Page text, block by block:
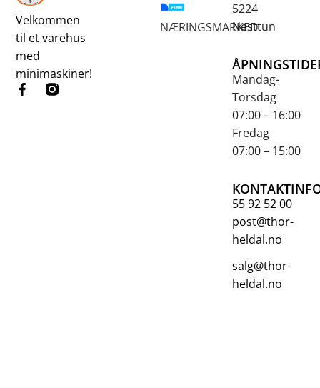
Velkommen
til et varehus
med
minimaskiner!
5224
Nesttun
Mandag-
Torsdag
07:00 – 16:00
Fredag
07:00 – 15:00
55 92 52 00
post@thor-
heldal.no
salg@thor-
heldal.no
NÆRINGSMARKED